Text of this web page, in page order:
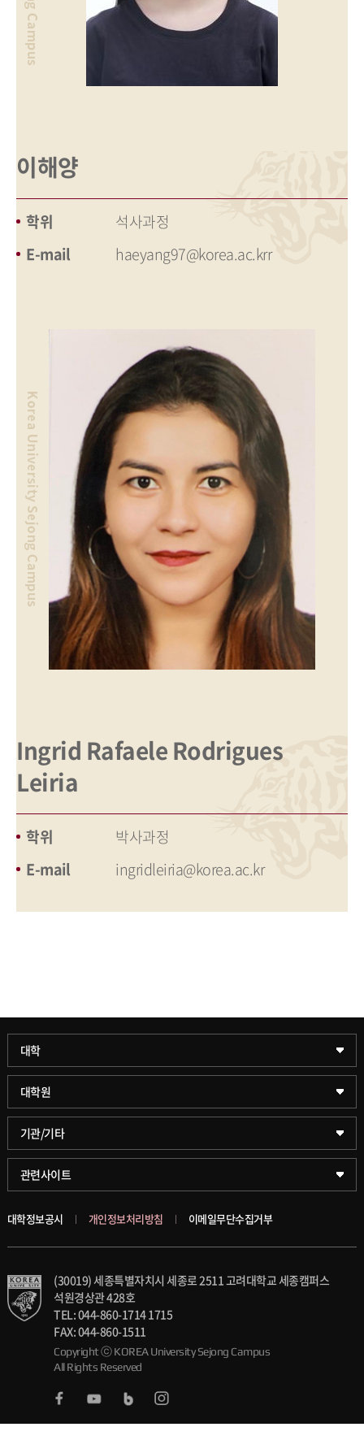
이해양
학위
석사과정
E-mail
haeyang97@korea.ac.krr
Ingrid Rafaele Rodrigues
Leiria
학위
박사과정
E-mail
ingridleiria@korea.ac.kr
대학
과학기술대학
약학대학
글로벌비즈니스대학
공공정책대학
스마트도시학부
대학원
일반대학원
문화스포츠대학원
창업경영대학원
융합과학대학원
가속기과학과(일반대학원)
기관/기타
학술정보원(도서관)
학술정보팀
국제교류교육원
대학일자리플러스센터
세종학생상담센터
세종창업교육센터
관련사이트
KUPID
블랙보드
의료원
발전기금
인재양성통합관리시스템(KUSEUM)
대학정보공시 개인정보처리방침 이메일무단수집거부
(30019) 세종특별자치시 세종로 2511 고려대학교 세종캠퍼스
석원경상관 428호
TEL: 044-860-1714 1715
FAX: 044-860-1511
Copyright ⓒ KOREA University Sejong Campus
All Rights Reserved